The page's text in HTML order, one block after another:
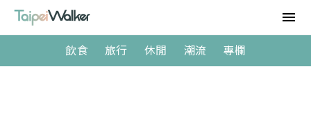
飲食 旅行 休閒 潮流 專欄